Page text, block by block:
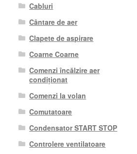
Cabluri
Cântare de aer
Clapete de aspirare
Coarne Coarne
Comenzi încălzire aer
condiționat
Comenzi la volan
Comutatoare
Condensator START STOP
Controlere ventilatoare